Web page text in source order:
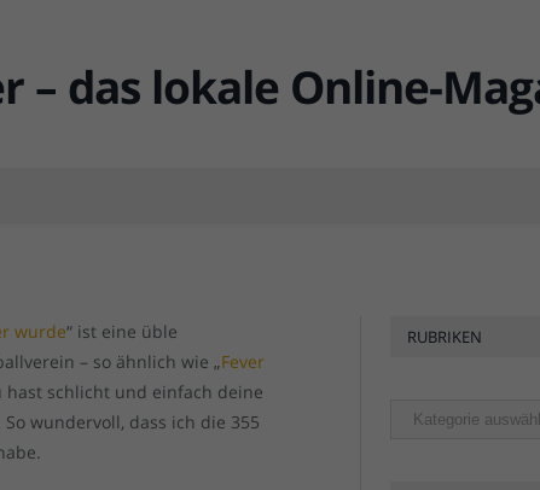
wurde“ ist eine üble
– so ähnlich wie „Fever
hast schlicht und einfach deine
wundervoll, dass ich die 355
RUBRIKEN
Rubriken